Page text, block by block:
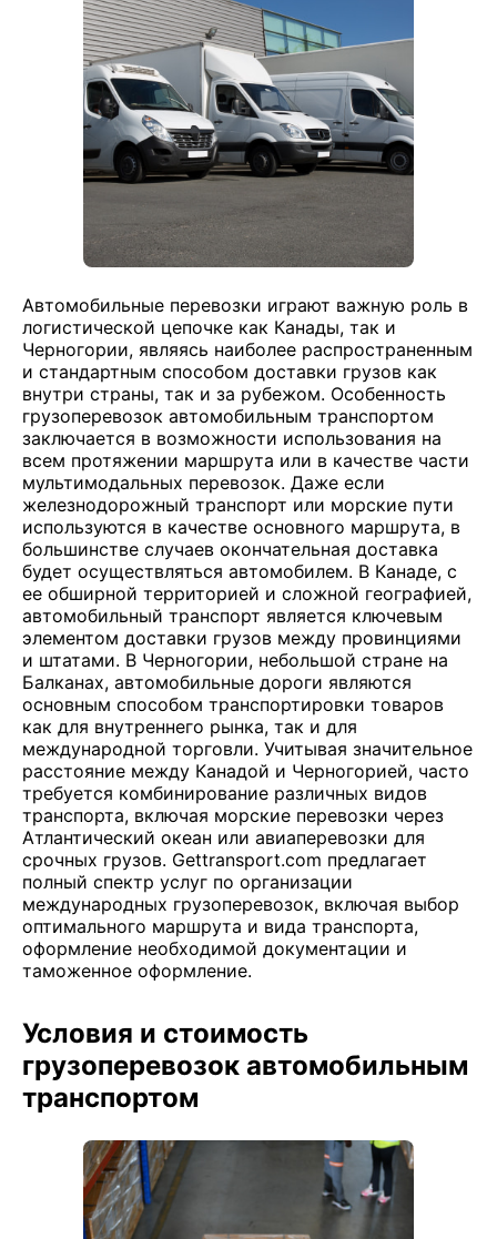
Автомобильные перевозки играют важную роль в
логистической цепочке как Канады, так и
Черногории, являясь наиболее распространенным
и стандартным способом доставки грузов как
внутри страны, так и за рубежом. Особенность
грузоперевозок автомобильным транспортом
заключается в возможности использования на
всем протяжении маршрута или в качестве части
мультимодальных перевозок. Даже если
железнодорожный транспорт или морские пути
используются в качестве основного маршрута, в
большинстве случаев окончательная доставка
будет осуществляться автомобилем. В Канаде, с
ее обширной территорией и сложной географией,
автомобильный транспорт является ключевым
элементом доставки грузов между провинциями
и штатами. В Черногории, небольшой стране на
Балканах, автомобильные дороги являются
основным способом транспортировки товаров
как для внутреннего рынка, так и для
международной торговли. Учитывая значительное
расстояние между Канадой и Черногорией, часто
требуется комбинирование различных видов
транспорта, включая морские перевозки через
Атлантический океан или авиаперевозки для
срочных грузов. Gettransport.com предлагает
полный спектр услуг по организации
международных грузоперевозок, включая выбор
оптимального маршрута и вида транспорта,
оформление необходимой документации и
таможенное оформление.
Условия и стоимость
грузоперевозок автомобильным
транспортом